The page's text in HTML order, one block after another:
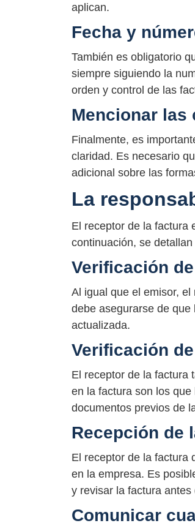
aplican.
Fecha y
También es obligatorio
siempre siguiendo la
orden y control de las
Mencionar las
Finalmente, es
claridad. Es necesario
adicional sobre las
La
El receptor de la factura
continuación, se
Verificación
Al igual que el emisor,
debe asegurarse de
actualizada.
Verificación
El receptor de la factura
en la factura son los
documentos previos de
Recepción de
El receptor de la factura
en la empresa. Es
y revisar la factura
Comunicar